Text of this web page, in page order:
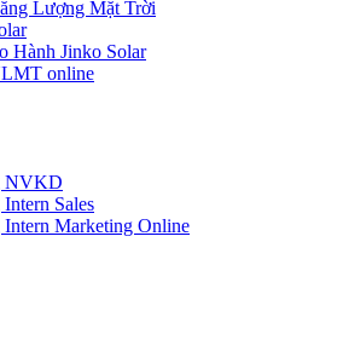
Lượng Mặt Trời
Hành Jinko Solar
online
NVKD
Sales
Intern Marketing Online